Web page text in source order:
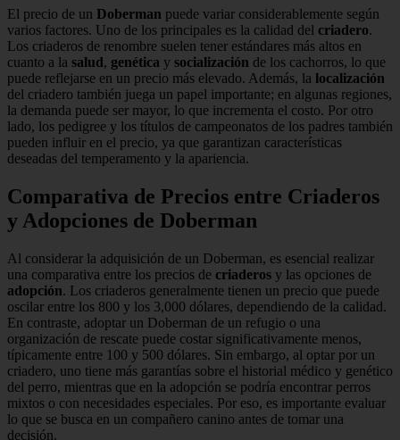
El precio de un Doberman puede variar considerablemente según
varios factores. Uno de los principales es la calidad del criadero.
Los criaderos de renombre suelen tener estándares más altos en
cuanto a la salud, genética y socialización de los cachorros, lo que
puede reflejarse en un precio más elevado. Además, la localización
del criadero también juega un papel importante; en algunas regiones,
la demanda puede ser mayor, lo que incrementa el costo. Por otro
lado, los pedigree y los títulos de campeonatos de los padres también
pueden influir en el precio, ya que garantizan características
deseadas del temperamento y la apariencia.
Comparativa de Precios entre Criaderos
y Adopciones de Doberman
Al considerar la adquisición de un Doberman, es esencial realizar
una comparativa entre los precios de criaderos y las opciones de
adopción. Los criaderos generalmente tienen un precio que puede
oscilar entre los 800 y los 3,000 dólares, dependiendo de la calidad.
En contraste, adoptar un Doberman de un refugio o una
organización de rescate puede costar significativamente menos,
típicamente entre 100 y 500 dólares. Sin embargo, al optar por un
criadero, uno tiene más garantías sobre el historial médico y genético
del perro, mientras que en la adopción se podría encontrar perros
mixtos o con necesidades especiales. Por eso, es importante evaluar
lo que se busca en un compañero canino antes de tomar una
decisión.